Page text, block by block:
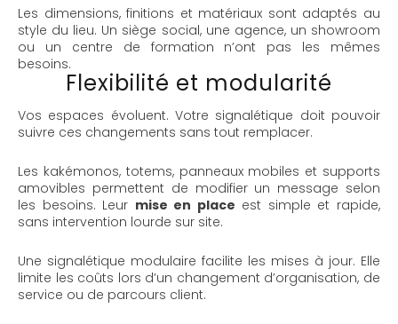
Les dimensions, finitions et matériaux sont adaptés au
style du lieu. Un siège social, une agence, un showroom
ou un centre de formation n’ont pas les mêmes
besoins.
Flexibilité et modularité
Vos espaces évoluent. Votre signalétique doit pouvoir
suivre ces changements sans tout remplacer.
Les kakémonos, totems, panneaux mobiles et supports
amovibles permettent de modifier un message selon
les besoins. Leur mise en place est simple et rapide,
sans intervention lourde sur site.
Une signalétique modulaire facilite les mises à jour. Elle
limite les coûts lors d’un changement d’organisation, de
service ou de parcours client.